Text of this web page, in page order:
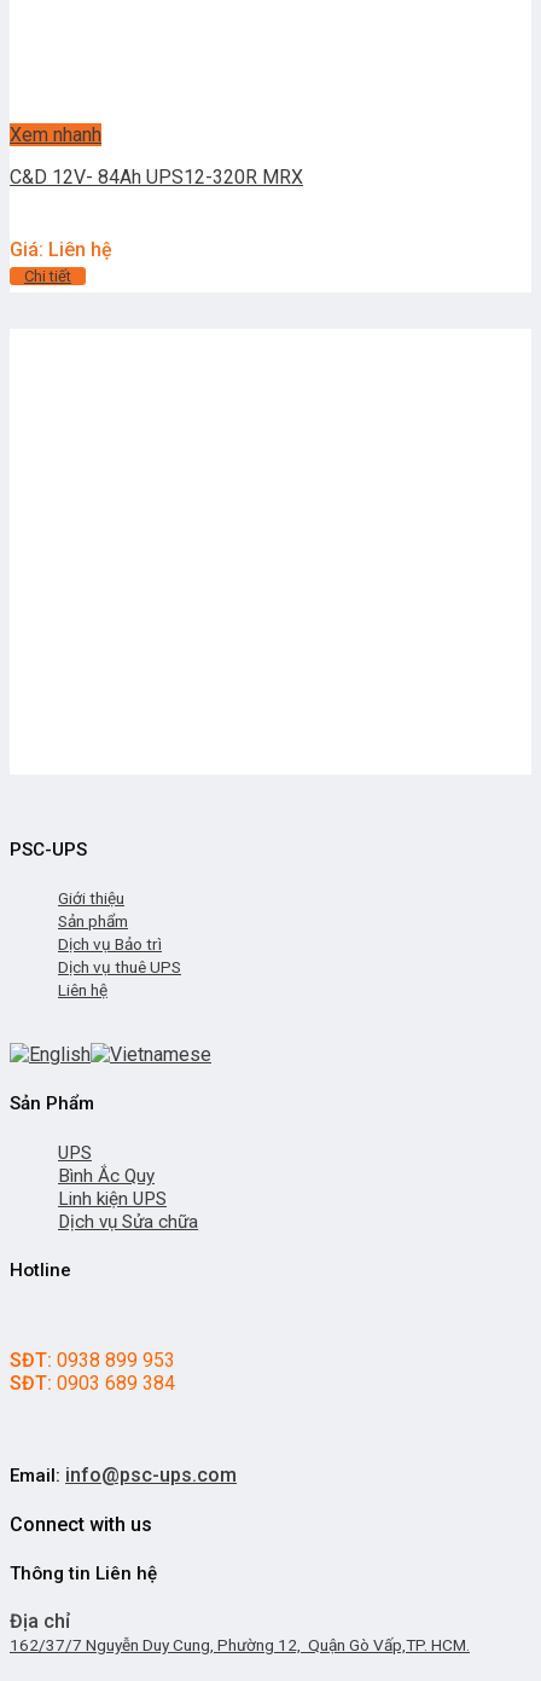
Xem nhanh
C&D 12V- 84Ah UPS12-320R MRX
Giá: Liên hệ
Chi tiết
PSC-UPS
Giới thiệu
Sản phẩm
Dịch vụ Bảo trì
Dịch vụ thuê UPS
Liên hệ
Sản Phẩm
UPS
Bình Ắc Quy
Linh kiện UPS
Dịch vụ Sửa chữa
Hotline
SĐT: 0938 899 953
SĐT: 0903 689 384
Email: info@psc-ups.com
Connect with us
Thông tin Liên hệ
Địa chỉ
162/37/7 Nguyễn Duy Cung, Phường 12, Quận Gò Vấp,TP. HCM.